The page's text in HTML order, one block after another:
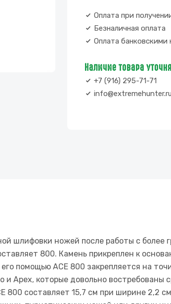
Оплата при
Безналичная оплата
Оплата банковскими
Наличие товара
+7 (916) 295-71-71
info@extremehunter.ru
шлифовки ножей после работы с более
800. Камень прикреплен к
помощью АСЕ 800 закрепляется на
Apex, которые довольно востребованы
составляет 15,7 см при ширине 2,2